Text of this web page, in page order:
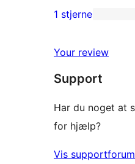
anmeldelser
2-
anmeldelser
stjernet
anmeldelser
1 stjerne
Your review
Support
Har du noget at
for hjælp?
Vis supportforum